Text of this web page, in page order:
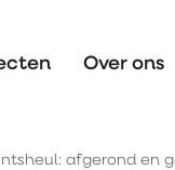
Over ons
afgerond en